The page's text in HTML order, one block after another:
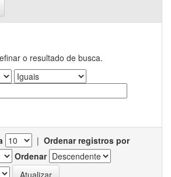
o resultado de busca.
| Ordenar registros por
Ordenar